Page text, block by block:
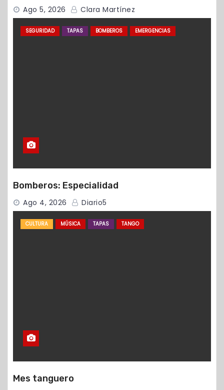
Ago 5, 2026 Clara Martínez
SEGURIDAD TAPAS BOMBEROS EMERGENCIAS
Bomberos: Especialidad
Ago 4, 2026 Diario5
CULTURA MÚSICA TAPAS TANGO
Mes tanguero